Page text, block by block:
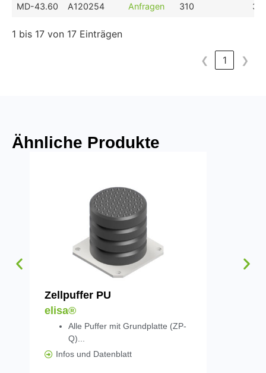
MD-43.60 A120254 Anfragen 310
1 bis 17 von 17 Einträgen
❮ 1 ❯
Ähnliche Produkte
Zellpuffer PU
elisa®
Alle Puffer mit Grundplatte (ZP-
Q)...
Infos und Datenblatt